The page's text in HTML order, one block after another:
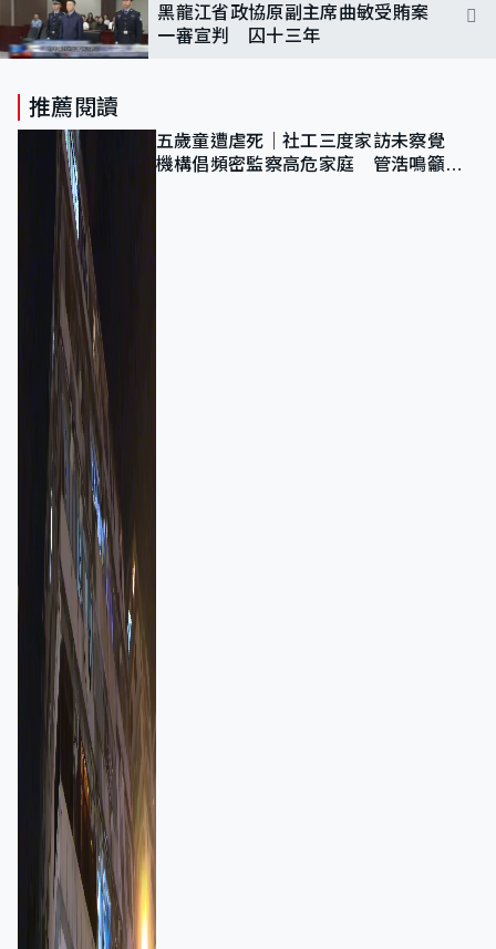
黑龍江省政協原副主席曲敏受賄案
一審宣判 囚十三年
推薦閱讀
五歲童遭虐死｜社工三度家訪未察覺
機構倡頻密監察高危家庭 管浩鳴籲加